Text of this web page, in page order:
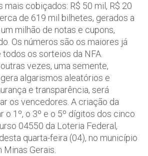
mais cobiçados: R$ 50 mil, R$ 20
de 619 mil bilhetes, gerados a
milhão de notas e cupons,
Os números são os maiores já
os sorteios da NFA.
vezes, uma semente,
algarismos aleatórios e
e transparência, será
os vencedores. A criação da
o 1º, o 3º e o 5º dígitos dos cinco
04550 da Loteria Federal,
quarta-feira (04), no município
Gerais.